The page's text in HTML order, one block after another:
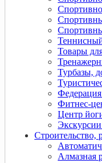
Товары
Турбазы,
Федерация
Фитнес-
Центр
Строительство,
Алмазная